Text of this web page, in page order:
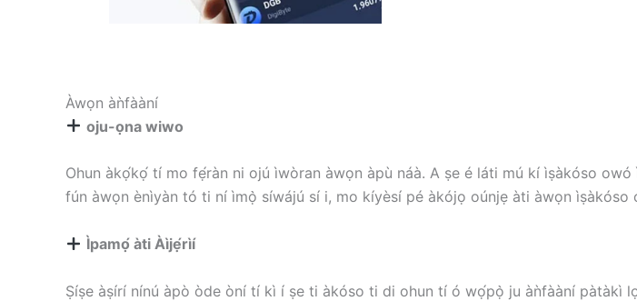
Àwọn àǹfààní
oju-ọna wiwo
Ohun àkọ́kọ́ tí mo fẹ́ràn ni ojú ìwòran àwọn àpù náà. A ṣe é láti mú kí ìṣàkóso
fún àwọn ènìyàn tó ti ní ìmọ̀ síwájú sí i, mo kíyèsí pé àkójọ oúnjẹ àti àwọn
Ìpamọ́ àti Àìjẹ́rìí
Ṣíṣe àṣírí nínú àpò òde òní tí kì í ṣe ti àkóso ti di ohun tí ó wọ́pọ̀ ju àǹfààní pàtàkì